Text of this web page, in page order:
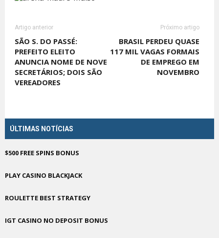
Artigo anterior
SÃO S. DO PASSÉ:
PREFEITO ELEITO
ANUNCIA NOME DE NOVE
SECRETÁRIOS; DOIS SÃO
VEREADORES
Próximo artigo
BRASIL PERDEU QUASE
117 MIL VAGAS FORMAIS
DE EMPREGO EM
NOVEMBRO
ÚLTIMAS NOTÍCIAS
$500 FREE SPINS BONUS
PLAY CASINO BLACKJACK
ROULETTE BEST STRATEGY
IGT CASINO NO DEPOSIT BONUS